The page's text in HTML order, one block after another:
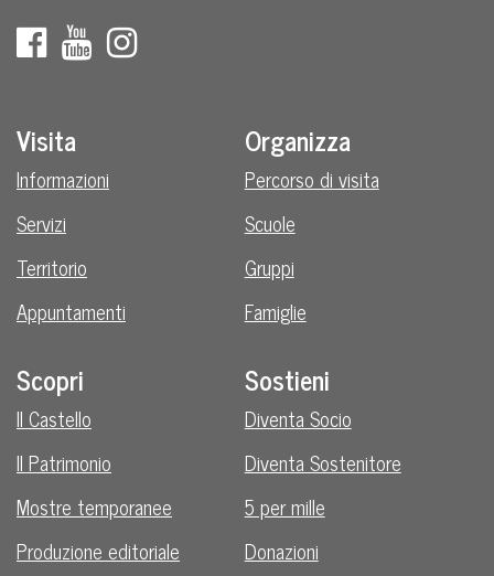
Visita
Informazioni
Servizi
Territorio
Appuntamenti
Organizza
Percorso di visita
Scuole
Gruppi
Famiglie
Scopri
Il Castello
Il Patrimonio
Mostre temporanee
Produzione editoriale
Sostieni
Diventa Socio
Diventa Sostenitore
5 per mille
Donazioni